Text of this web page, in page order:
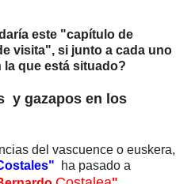
este "capítulo de
visita", si junto a cada uno
que está situado?
y gazapos en los
del vascuence o euskera,
ha pasado a